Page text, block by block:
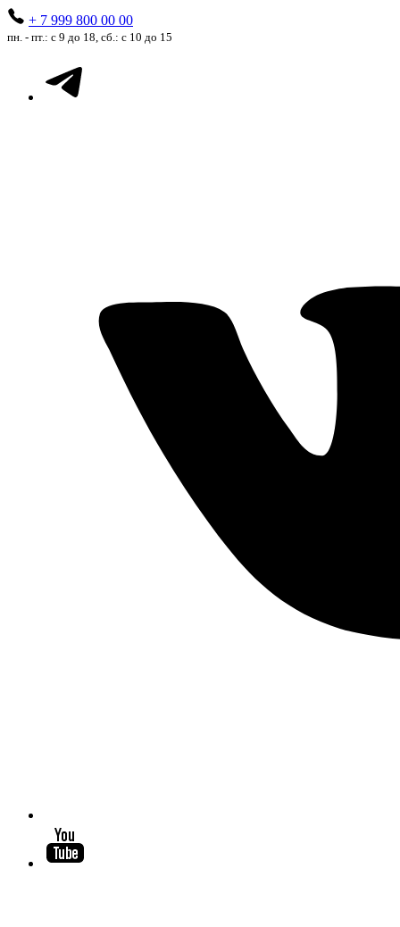
+ 7 999 800 00 00
пн. - пт.: с 9 до 18, сб.: с 10 до 15